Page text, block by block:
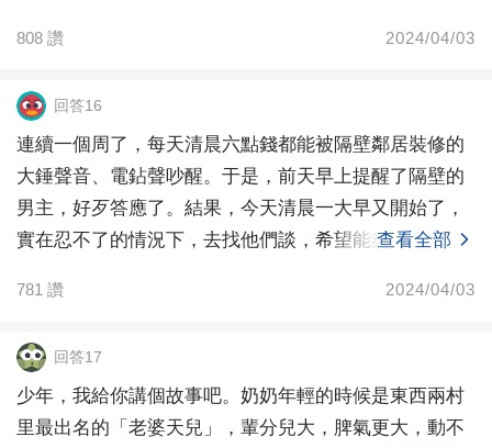
808 讚 2024/04/03
回答16
連續一個周了，每天清晨六點錢都能被隔壁鄰居裝修的
大錘聲音、電鉆聲吵醒。于是，前天早上提醒了隔壁的
男主，好歹答應了。結果，今天清晨一大早又開始了，
實在忍不了的情況下，去找他們談，希望能夠早上7點之
查看全部
781 讚 2024/04/03
回答17
少年，我給你講個故事吧。奶奶年輕的時候是東西兩村
里最出名的「老婆天兒」，輩分兒大，脾氣更大，動不